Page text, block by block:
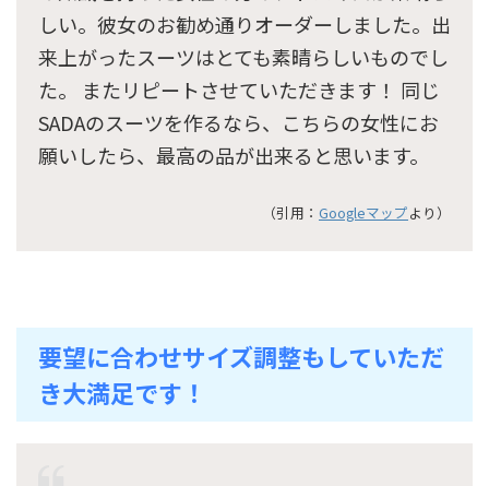
しい。彼女のお勧め通りオーダーしました。出
来上がったスーツはとても素晴らしいものでし
た。 またリピートさせていただきます！ 同じ
SADAのスーツを作るなら、こちらの女性にお
願いしたら、最高の品が出来ると思います。
（引用： Googleマップより）
要望に合わせサイズ調整もしていただ
き大満足です！